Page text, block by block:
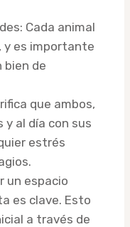
Cada animal
y es importante
bien de
que ambos,
y al día con sus
estrés
un espacio
es clave. Esto
a través de